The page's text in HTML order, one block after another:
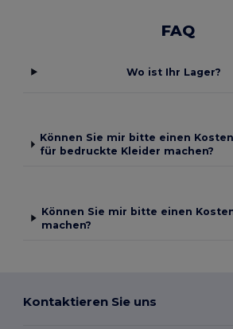
FAQ
Wo ist Ihr Lager?
Können Sie mir bitte einen
für bedruckte Kleider machen?
Können Sie mir bitte einen
machen?
Kontaktieren Sie uns